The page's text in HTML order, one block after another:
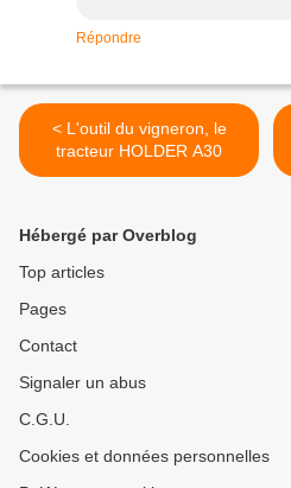
Répondre
< L'outil du vigneron, le
tracteur HOLDER A30
Hébergé par Overblog
Top articles
Pages
Contact
Signaler un abus
C.G.U.
Cookies et données personnelles